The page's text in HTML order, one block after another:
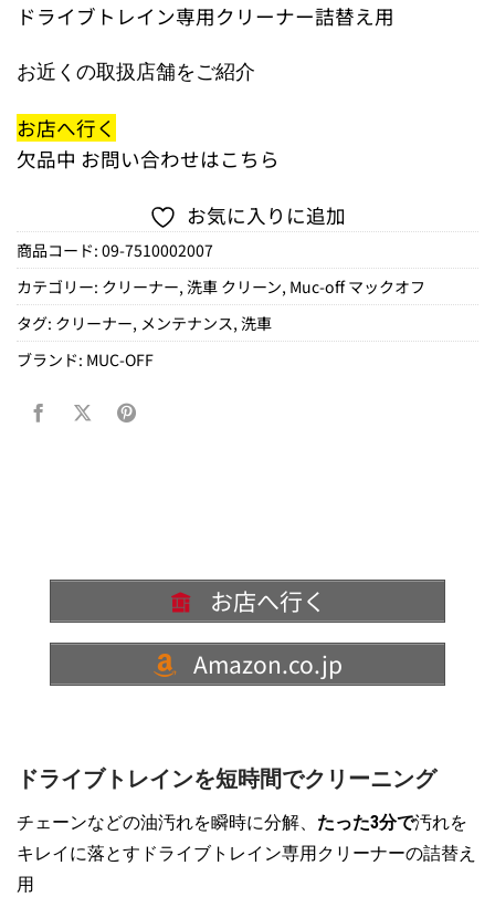
ドライブトレイン専用クリーナー詰替え用
お近くの取扱店舗をご紹介
お店へ行く
欠品中 お問い合わせはこちら
お気に入りに追加
商品コード: 09-7510002007
カテゴリー: クリーナー, 洗車 クリーン, Muc-off マックオフ
タグ: クリーナー, メンテナンス, 洗車
ブランド: MUC-OFF
お店へ行く
Amazon.co.jp
ドライブトレインを短時間でクリーニング
チェーンなどの油汚れを瞬時に分解、 たった3分で汚れを
キレイに落とすドライブトレイン専用クリーナーの詰替え
用